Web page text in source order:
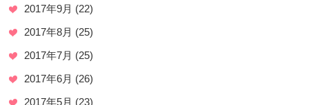
2017年9月 (22)
2017年8月 (25)
2017年7月 (25)
2017年6月 (26)
2017年5月 (23)